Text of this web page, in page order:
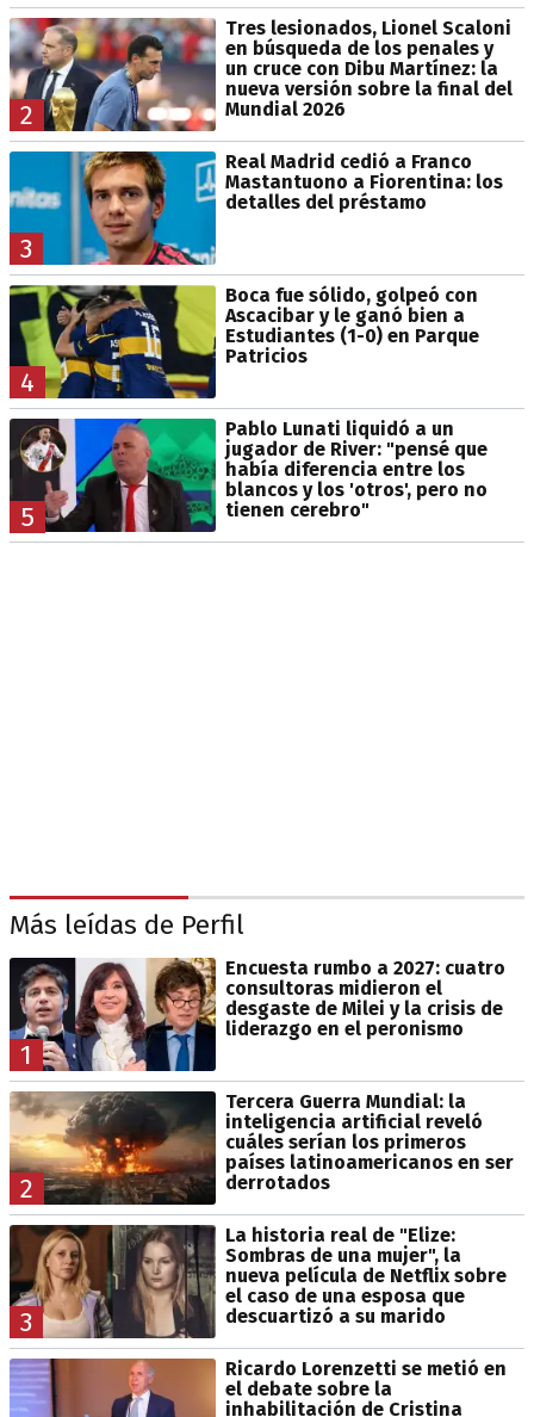
2
Tres lesionados, Lionel Scaloni
en búsqueda de los penales y
un cruce con Dibu Martínez: la
nueva versión sobre la final del
Mundial 2026
3
Real Madrid cedió a Franco
Mastantuono a Fiorentina: los
detalles del préstamo
4
Boca fue sólido, golpeó con
Ascacibar y le ganó bien a
Estudiantes (1-0) en Parque
Patricios
5
Pablo Lunati liquidó a un
jugador de River: "pensé que
había diferencia entre los
blancos y los 'otros', pero no
tienen cerebro"
Más leídas de Perfil
1
Encuesta rumbo a 2027: cuatro
consultoras midieron el
desgaste de Milei y la crisis de
liderazgo en el peronismo
2
Tercera Guerra Mundial: la
inteligencia artificial reveló
cuáles serían los primeros
países latinoamericanos en ser
derrotados
3
La historia real de "Elize:
Sombras de una mujer", la
nueva película de Netflix sobre
el caso de una esposa que
descuartizó a su marido
Ricardo Lorenzetti se metió en
el debate sobre la
inhabilitación de Cristina